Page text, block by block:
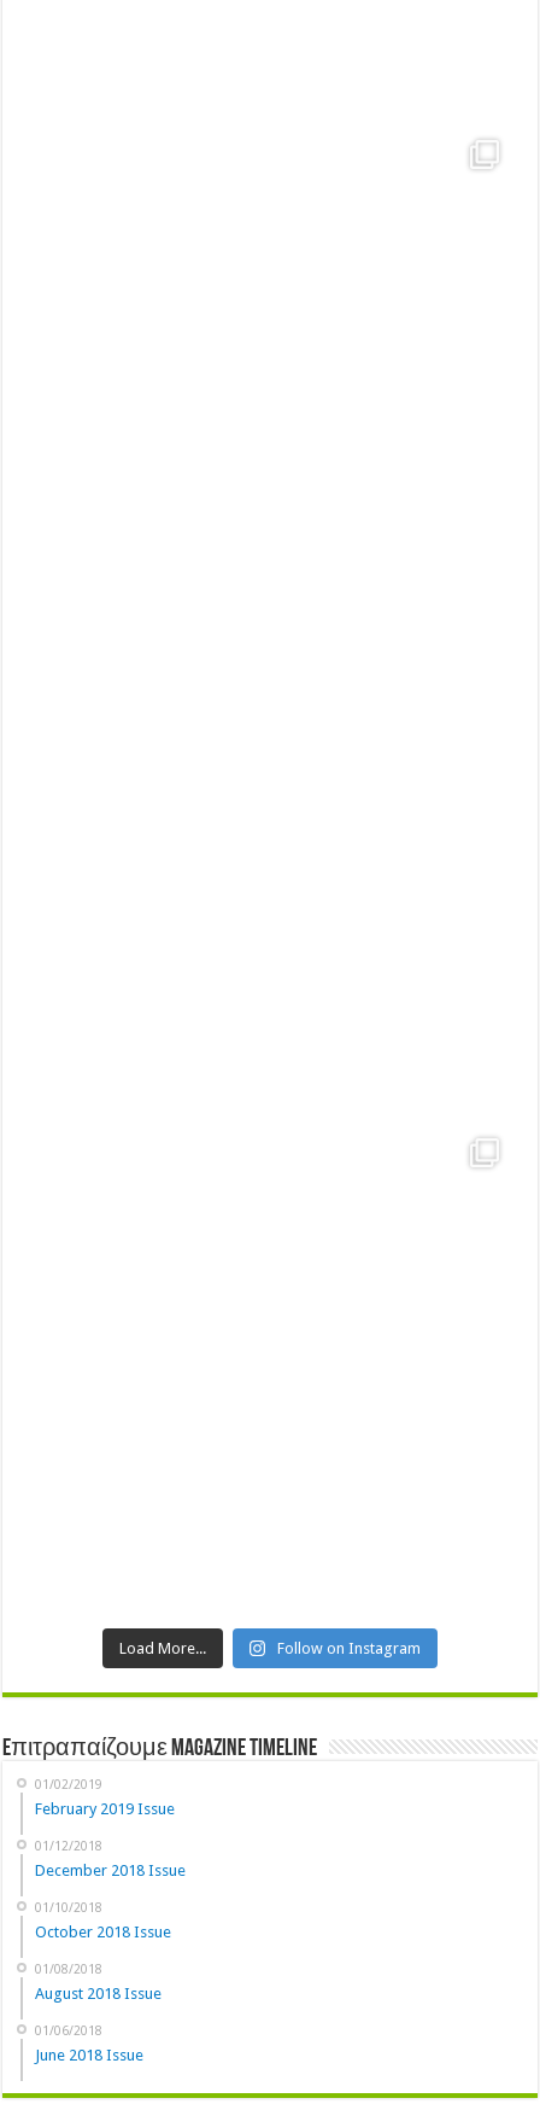
Load More... Follow on Instagram
Eπιτραπαίζουμε Magazine Timeline
01/02/2019
February 2019 Issue
01/12/2018
December 2018 Issue
01/10/2018
October 2018 Issue
01/08/2018
August 2018 Issue
01/06/2018
June 2018 Issue